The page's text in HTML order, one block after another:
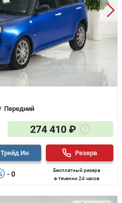
Передний
274 410 ₽
- 0
Трейд Ин
Бесплатный резерв
в течении 24 часов
Резерв